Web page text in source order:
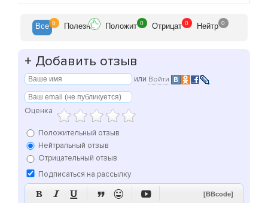
Все 0 Полезн Положит 0 Отрицат 0 Нейтр 0
+ Добавить отзыв
или Войти
Оценка
Положительный отзыв
Нейтральный отзыв
Отрицательный отзыв
Подписаться на рассылку
      [BBcode]